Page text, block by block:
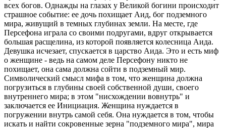
всех богов. Однажды на глазах у Великой богини происходит
страшное событие: ее дочь похищает Аид, бог подземного
мира, живущий в темных глубинах земли. На месте, где
Персефона играла со своими подругами, вдруг открывается
большая расщелина, из которой появляется колесница Аида.
Девушка исчезает, спускается в царство Аида. Это и есть миф
о женщине - ведь на самом деле Персефону никто не
похищает, она сама должна сойти в подземный мир.
Символический смысл мифа в том, что женщина должна
погрузиться в глубины своей собственной души, своего
внутреннего мира; в этом "нисхождении вовнутрь" и
заключается ее Инициация. Женщина нуждается в
погружении внутрь самой себя. Она нуждается в том, чтобы
искать и найти сокровенные зерна "подземного мира", мира